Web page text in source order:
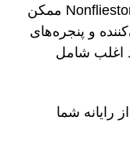
پس از فعال شدن اعلان‌ها، Nonfliestortic.com ممکن
و پنجره‌های
اغلب شامل
رایانه شما